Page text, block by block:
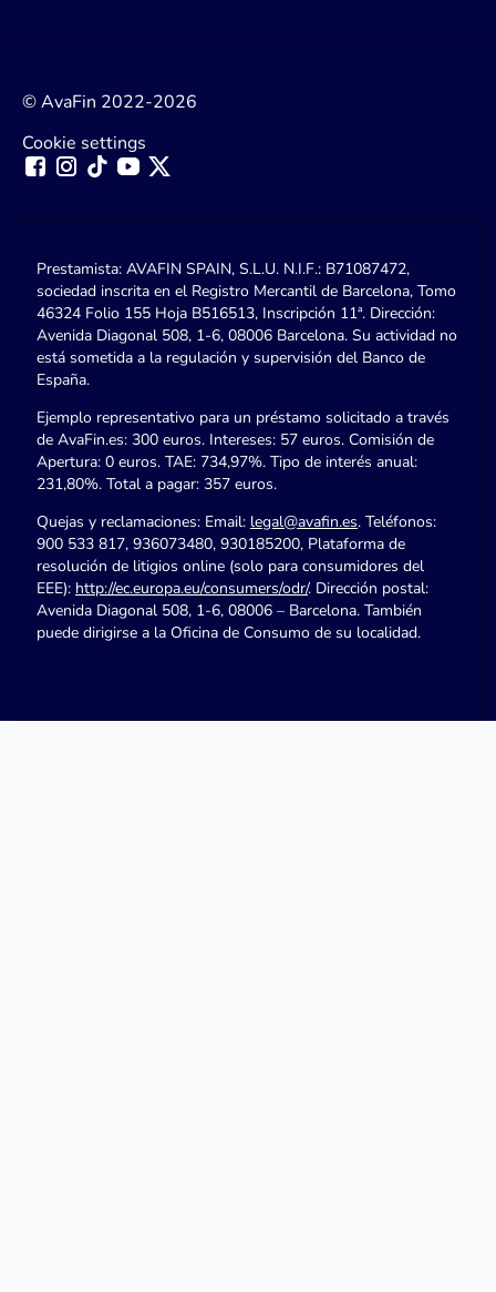
© AvaFin 2022-2026
Cookie settings
Prestamista: AVAFIN SPAIN, S.L.U. N.I.F.: B71087472,
sociedad inscrita en el Registro Mercantil de Barcelona, Tomo
46324 Folio 155 Hoja B516513, Inscripción 11ª. Dirección:
Avenida Diagonal 508, 1-6, 08006 Barcelona. Su actividad no
está sometida a la regulación y supervisión del Banco de
España.
Ejemplo representativo para un préstamo solicitado a través
de AvaFin.es: 300 euros. Intereses: 57 euros. Comisión de
Apertura: 0 euros. TAE: 734,97%. Tipo de interés anual:
231,80%. Total a pagar: 357 euros.
Quejas y reclamaciones: Email: legal@avafin.es. Teléfonos:
900 533 817, 936073480, 930185200, Plataforma de
resolución de litigios online (solo para consumidores del
EEE): http://ec.europa.eu/consumers/odr/. Dirección postal:
Avenida Diagonal 508, 1-6, 08006 – Barcelona. También
puede dirigirse a la Oficina de Consumo de su localidad.